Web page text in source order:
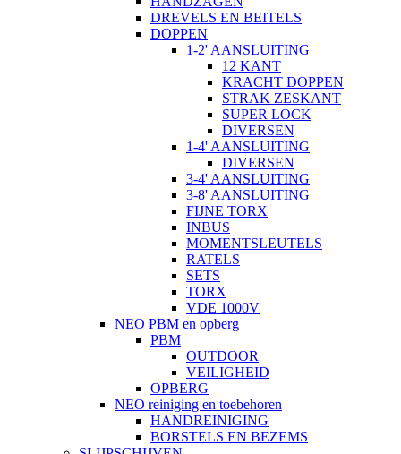
DREVELS EN BEITELS
DOPPEN
1-2' AANSLUITING
12 KANT
KRACHT DOPPEN
STRAK ZESKANT
SUPER LOCK
DIVERSEN
1-4' AANSLUITING
DIVERSEN
3-4' AANSLUITING
3-8' AANSLUITING
FIJNE TORX
INBUS
MOMENTSLEUTELS
RATELS
SETS
TORX
VDE 1000V
NEO PBM en opberg
PBM
OUTDOOR
VEILIGHEID
OPBERG
NEO reiniging en toebehoren
HANDREINIGING
BORSTELS EN BEZEMS